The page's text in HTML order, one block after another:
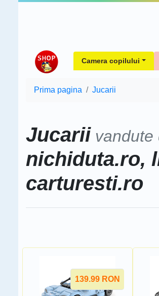
Camera copilului
Prima pagina Jucarii
Jucarii
nichiduta.ro,
carturesti.ro
139.99 RON